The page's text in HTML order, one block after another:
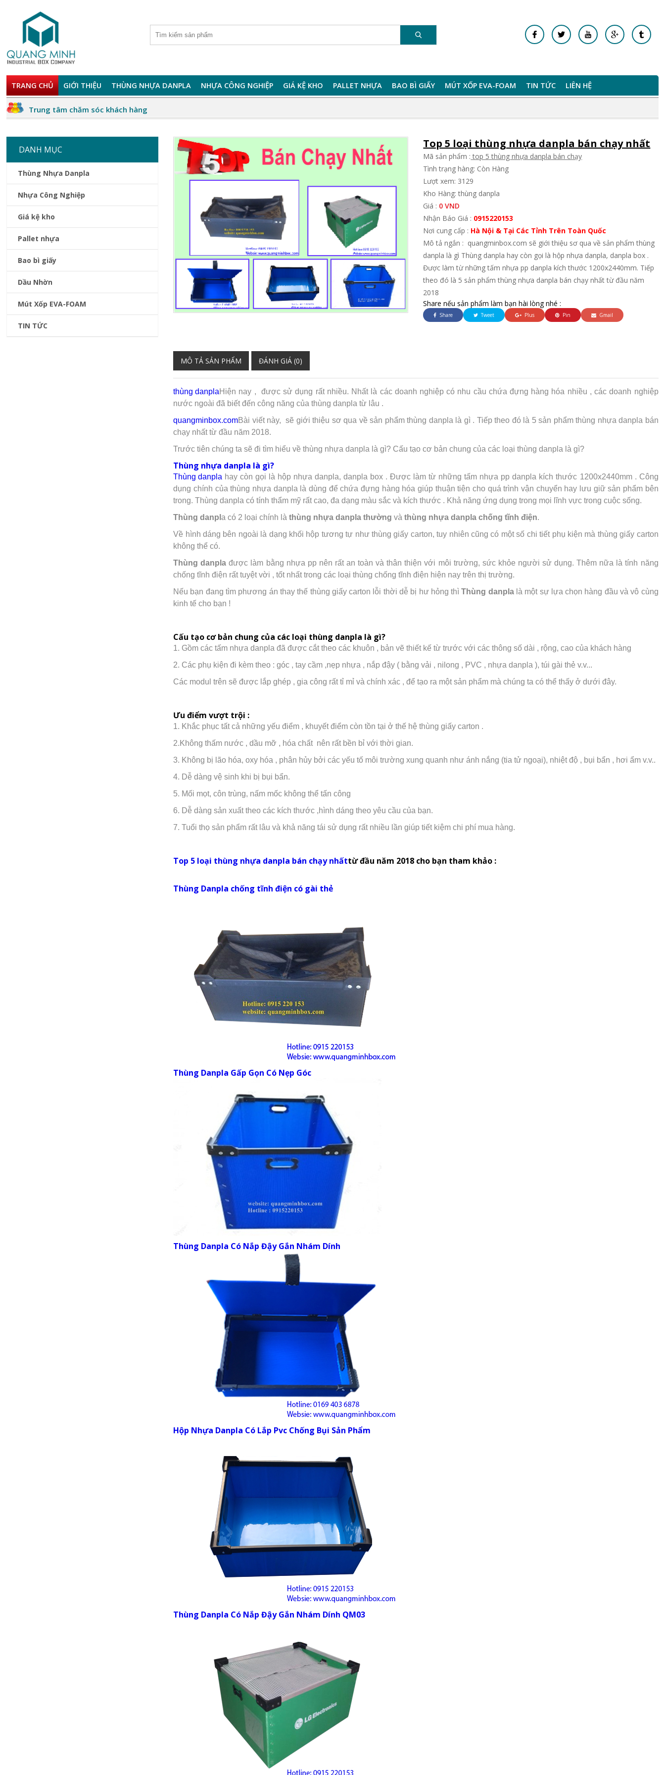
TRANG CHỦ GIỚI THIỆU THÙNG NHỰA DANPLA NHỰA CÔNG NGHIỆP GIÁ KỆ KHO PALLET NHỰA BAO BÌ GIẤY MÚT XỐP EVA-FOAM TIN TỨC LIÊN HỆ
Trung tâm chăm sóc khách hàng
DANH MỤC
Thùng Nhựa Danpla
Nhựa Công Nghiệp
Giá kệ kho
Pallet nhựa
Bao bì giấy
Dầu Nhờn
Mút Xốp EVA-FOAM
TIN TỨC
Top 5 loại thùng nhựa danpla bán chạy nhất
Mã sản phẩm : top 5 thùng nhựa danpla bán chạy
Tình trạng hàng: Còn Hàng
Lượt xem: 3129
Kho Hàng: thùng danpla
Giá : 0 VND
Nhận Báo Giá : 0915220153
Nơi cung cấp : Hà Nội & Tại Các Tỉnh Trên Toàn Quốc
Mô tả ngắn : quangminbox.com sẽ giới thiệu sơ qua về sản phẩm thùng
danpla là gì Thùng danpla hay còn gọi là hộp nhựa danpla, danpla box .
Được làm từ những tấm nhựa pp danpla kích thước 1200x2440mm. Tiếp
theo đó là 5 sản phẩm thùng nhựa danpla bán chạy nhất từ đầu năm
2018
Share nếu sản phẩm làm bạn hài lòng nhé :
Share Tweet Plus Pin Gmail
MÔ TẢ SẢN PHẨM ĐÁNH GIÁ (0)
Hiện nay ,
thùng danpla
được sử dụng rất nhiều. Nhất là các doanh nghiệp có nhu cầu chứa đựng hàng hóa nhiều , các doanh nghiệp
nước ngoài đã biết đến công năng của thùng danpla từ lâu .
Bài viết này,
quangminbox.com
sẽ giới thiệu sơ qua về sản phẩm thùng danpla là gì . Tiếp theo đó là 5 sản phẩm thùng nhựa danpla bán
chạy nhất từ đầu năm 2018.
Trước tiên chúng ta sẽ đi tìm hiểu về thùng nhựa danpla là gì? Cấu tạo cơ bản chung của các loại thùng danpla là gì?
Thùng nhựa danpla là gì?
Thùng danpla hay còn gọi là hộp nhựa danpla, danpla box . Được làm từ những tấm nhựa pp danpla kích thước 1200x2440mm . Công
dụng chính của thùng nhựa danpla là dùng để chứa đựng hàng hóa giúp thuận tiện cho quá trình vận chuyển hay lưu giữ sản phẩm bên
trong. Thùng danpla có tính thẩm mỹ rất cao, đa dạng màu sắc và kích thước . Khả năng ứng dụng trong mọi lĩnh vực trong cuộc sống.
Thùng danpla có 2 loại chính làthùng nhựa danpla thường vàthùng nhựa danpla chống tĩnh điện.
Về hình dáng bên ngoài là dạng khối hộp tương tự như thùng giấy carton, tuy nhiên cũng có một số chi tiết phụ kiện mà thùng giấy carton
không thể có.
Thùng danpla được làm bằng nhựa pp nên rất an toàn và thân thiện với môi trường, sức khỏe người sử dụng. Thêm nữa là tính năng
chống tĩnh điện rất tuyệt vời , tốt nhất trong các loại thùng chống tĩnh điện hiện nay trên thị trường.
Nếu bạn đang tìm phương án thay thế thùng giấy carton lỗi thời dễ bị hư hỏng thìThùng danplalà một sự lựa chọn hàng đầu và vô cùng
kinh tế cho bạn !
Cấu tạo cơ bản chung của các loại thùng danpla là gì?
1. Gồm các tấm nhựa danpla đã được cắt theo các khuôn , bản vẽ thiết kế từ trước với các thông số dài , rộng, cao của khách hàng
2. Các phụ kiện đi kèm theo : góc , tay cầm ,nẹp nhựa , nắp đậy ( bằng vải , nilong , PVC , nhựa danpla ), túi gài thẻ v.v...
Các modul trên sẽ được lắp ghép , gia công rất tỉ mỉ và chính xác , để tạo ra một sản phẩm mà chúng ta có thể thấy ở dưới đây.
Ưu điểm vượt trội :
1. Khắc phục tất cả những yếu điểm , khuyết điểm còn tồn tại ở thế hệ thùng giấy carton .
2.Không thấm nước , dầu mỡ , hóa chất nên rất bền bỉ với thời gian.
3. Không bị lão hóa, oxy hóa , phân hủy bởi các yếu tố môi trường xung quanh như ánh nắng (tia tử ngoại), nhiệt độ , bụi bẩn , hơi ẩm v.v..
4. Dễ dàng vệ sinh khi bị bụi bẩn.
5. Mối mọt, côn trùng, nấm mốc không thể tấn công
6. Dễ dàng sản xuất theo các kích thước ,hình dáng theo yêu cầu của bạn.
7. Tuổi thọ sản phẩm rất lâu và khả năng tái sử dụng rất nhiều lần giúp tiết kiệm chi phí mua hàng.
Top 5 loại thùng nhựa danpla bán chạy nhấttừ đầu năm 2018 cho bạn tham khảo :
Thùng Danpla chống tĩnh điện có gài thẻ
Thùng Danpla Gấp Gọn Có Nẹp Góc
Thùng Danpla Có Nắp Đậy Gắn Nhám Dính
Hộp Nhựa Danpla Có Lắp Pvc Chống Bụi Sản Phẩm
Thùng Danpla Có Nắp Đậy Gắn Nhám Dính QM03